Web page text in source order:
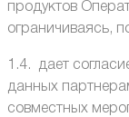
продуктов
ограничиваясь,
1.4. дает
данных
совместных